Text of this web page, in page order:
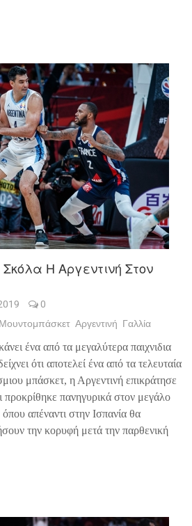
Σκόλα Η Αργεντινή Στον
0
Μουντομπάσκετ Αργεντινή Γαλλία
ένα από τα μεγαλύτερα παιχνιδια
ότι αποτελεί ένα από τα τελευταία
μπάσκετ, η Αργεντινή επικράτησε
προκρίθηκε πανηγυρικά στον μεγάλο
απέναντι στην Ισπανία θα
την κορυφή μετά την παρθενική